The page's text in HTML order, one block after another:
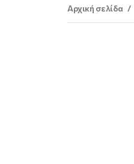
Αρχική σελίδα